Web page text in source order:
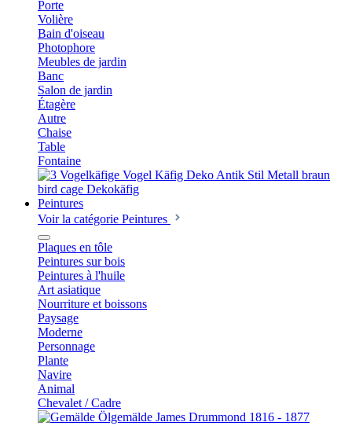
Porte
Volière
Bain d'oiseau
Photophore
Meubles de jardin
Banc
Salon de jardin
Étagère
Autre
Chaise
Table
Fontaine
Peintures
Voir la catégorie Peintures
Plaques en tôle
Peintures sur bois
Peintures à l'huile
Art asiatique
Nourriture et boissons
Paysage
Moderne
Personnage
Plante
Navire
Animal
Chevalet / Cadre